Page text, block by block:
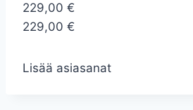
229,00 €
229,00 €
Lisää asiasanat